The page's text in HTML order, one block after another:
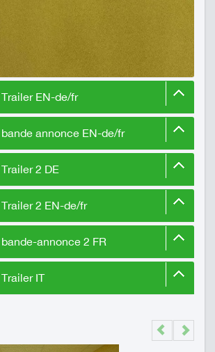
EN-de/fr
annonce EN-de/fr
2 DE
2 EN-de/fr
annonce 2 FR
IT
Previous
Next